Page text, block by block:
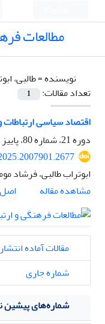
مطالعات
نویسنده =طالبی،
تعداد مقالات:
1
اقتصاد سیاسی
دوره 21، شماره 80، پاییز 1404، صفحه
ابوتراب طالبی، فرشاد
مشاهده مقاله
مقالات آماده انتشار
شماره جاری
شماره‌های پیشین